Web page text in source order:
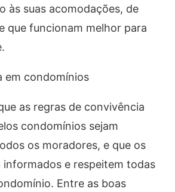
às suas acomodações, de
que funcionam melhor para
em condomínios
as regras de convivência
condomínios sejam
os moradores, e que os
informados e respeitem todas
Entre as boas